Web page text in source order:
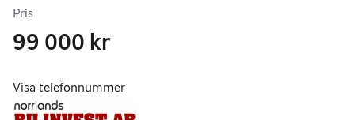
Pris
99 000 kr